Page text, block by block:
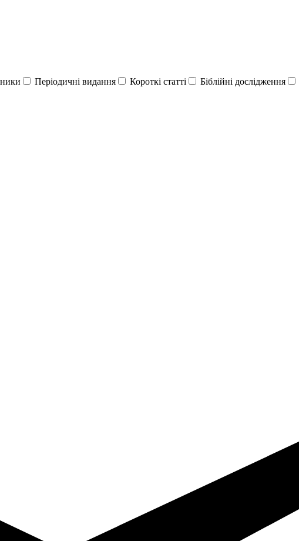
Періодичні видання Короткі статті Біблійні дослідження